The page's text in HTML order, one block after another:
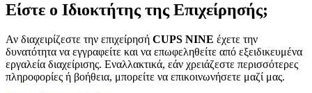
Είστε ο Ιδιοκτήτης της Επιχείρησής;
Αν διαχειρίζεστε την επιχείρησή CUPS NINE έχετε την
δυνατότητα να εγγραφείτε και να επωφεληθείτε από εξειδικευμένα
εργαλεία διαχείρισης. Εναλλακτικά, εάν χρειάζεστε περισσότερες
πληροφορίες ή βοήθεια, μπορείτε να επικοινωνήσετε μαζί μας.